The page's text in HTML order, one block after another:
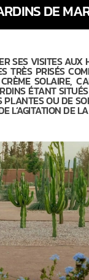
DE
SES VISITES
TRÈS PRISÉS
SOLAIRE,
ÉTANT
OU DE
L’AGITATION DE